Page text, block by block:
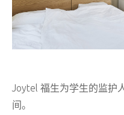
Joytel 福生为学生的监护
间。